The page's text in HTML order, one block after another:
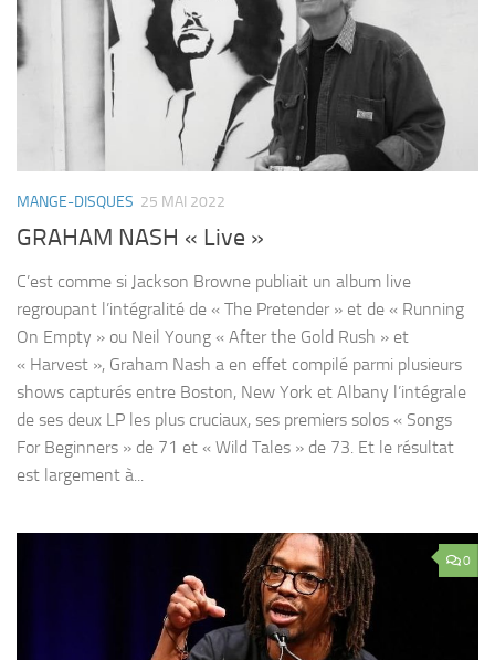
MANGE-DISQUES 25 MAI 2022
GRAHAM NASH « Live »
C’est comme si Jackson Browne publiait un album live
regroupant l’intégralité de « The Pretender » et de « Running
On Empty » ou Neil Young « After the Gold Rush » et
« Harvest », Graham Nash a en effet compilé parmi plusieurs
shows capturés entre Boston, New York et Albany l’intégrale
de ses deux LP les plus cruciaux, ses premiers solos « Songs
For Beginners » de 71 et « Wild Tales » de 73. Et le résultat
est largement à...
0